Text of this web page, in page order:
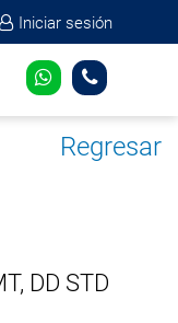
Iniciar sesión
Regresar
DD STD